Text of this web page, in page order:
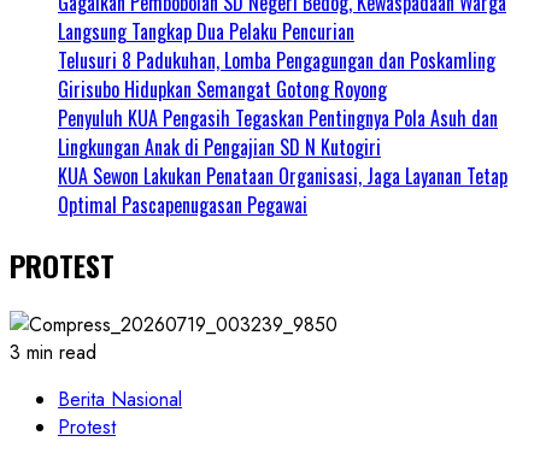
Langsung Tangkap Dua Pelaku Pencurian
Telusuri 8 Padukuhan, Lomba Pengagungan dan Poskamling
Girisubo Hidupkan Semangat Gotong Royong
Penyuluh KUA Pengasih Tegaskan Pentingnya Pola Asuh dan
Lingkungan Anak di Pengajian SD N Kutogiri
KUA Sewon Lakukan Penataan Organisasi, Jaga Layanan Tetap
Optimal Pascapenugasan Pegawai
PROTEST
3 min read
Berita Nasional
Protest